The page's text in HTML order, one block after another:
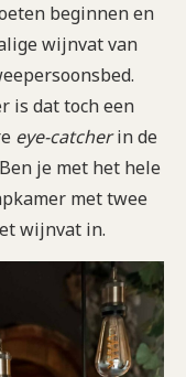
beginnen en
wijnvat van
is dat toch een
eye-catcherin de
je met het hele
met twee
wijnvat in.